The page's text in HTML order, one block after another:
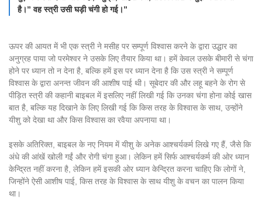
है।” वह स्त्री उसी घड़ी चंगी हो गई।”
ऊपर की आयत में भी एक स्त्री ने मसीह पर सम्पूर्ण विश्वास करने के द्वारा उद्धार का
अनुग्रह पाया जो परमेश्वर ने उसके लिए तैयार किया था। हमें केवल उसके बीमारी से चंगा
होने पर ध्यान तो न देना है, बल्कि हमें इस पर ध्यान देना है कि उस स्त्री ने सम्पूर्ण
विश्वास के द्वारा अनन्त जीवन की आशीष पाई थी। सूबेदार की और लहू बहने के रोग से
पीड़ित स्त्री की कहानी बाइबल में इसलिए नहीं लिखी गई कि उनका चंगा होना कोई खास
बात है, बल्कि यह दिखाने के लिए लिखी गई कि किस तरह के विश्वास के साथ, उन्होंने
यीशु को देखा था और किस विश्वास का रवैया अपनाया था।
इसके अतिरिक्त, बाइबल के नए नियम में यीशु के अनेक आश्चर्यकर्म लिखे गए हैं, जैसे कि
अंधे की आंखें खोली गईं और रोगी चंगा हुआ। लेकिन हमें सिर्फ आश्चर्यकर्म की ओर ध्यान
केन्द्रित नहीं करना है, लेकिन हमें इसकी ओर ध्यान केन्द्रित करना चाहिए कि लोगों ने,
जिन्होंने ऐसी आशीष पाई, किस तरह के विश्वास के साथ यीशु के वचन का पालन किया
था।